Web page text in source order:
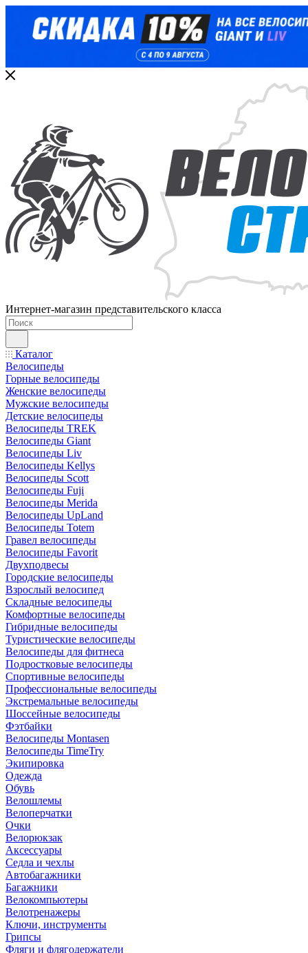
Интернет-магазин представительского класса
Каталог
Велосипеды
Горные велосипеды
Женские велосипеды
Мужские велосипеды
Детские велосипеды
Велосипеды TREK
Велосипеды Giant
Велосипеды Liv
Велосипеды Kellys
Велосипеды Scott
Велосипеды Fuji
Велосипеды Merida
Велосипеды UpLand
Велосипеды Totem
Гравел велосипеды
Велосипеды Favorit
Двухподвесы
Городские велосипеды
Взрослый велосипед
Складные велосипеды
Комфортные велосипеды
Гибридные велосипеды
Туристические велосипеды
Велосипеды для фитнеса
Подростковые велосипеды
Спортивные велосипеды
Профессиональные велосипеды
Экстремальные велосипеды
Шоссейные велосипеды
Фэтбайки
Велосипеды Montasen
Велосипеды TimeTry
Экипировка
Одежда
Обувь
Велошлемы
Велоперчатки
Очки
Велорюкзак
Аксессуары
Седла и чехлы
Автобагажники
Багажники
Велокомпьютеры
Велотренажеры
Ключи, инструменты
Грипсы
Фляги и флягодержатели